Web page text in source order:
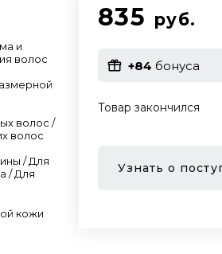
и
волос
волос /
волос
/ Для
/ Для
кожи
835 руб.
+84 бонуса
Товар закончился
Узнать о